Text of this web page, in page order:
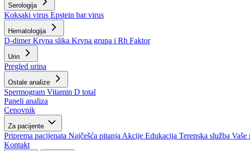
Serologija
Koksaki virus Epstein bar virus
Hematologija
D-dimerKrvna slika Krvna grupa i Rh Faktor
Urin
Pregled urina
Ostale analize
Spermogram Vitamin D total
Paneli analiza
Cenovnik
Za pacijente
Priprema pacijenata Najčešća pitanja Akcije Edukacija Terenska služba Vaše
Kontakt